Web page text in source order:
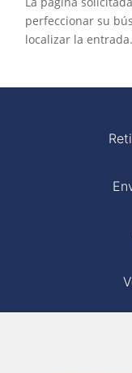
perfeccionar su
localizar la entrada.